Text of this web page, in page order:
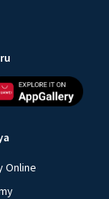
Online